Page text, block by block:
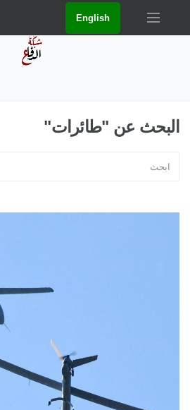
English
البحث عن "طائرات"